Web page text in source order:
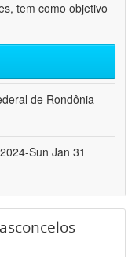
tem como objetivo
de Rondônia -
Sun Jan 31